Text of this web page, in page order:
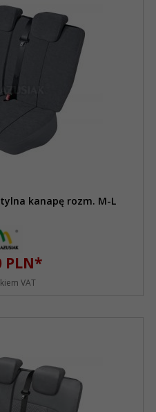
tylna kanapę rozm. M-L
PLN*
VAT